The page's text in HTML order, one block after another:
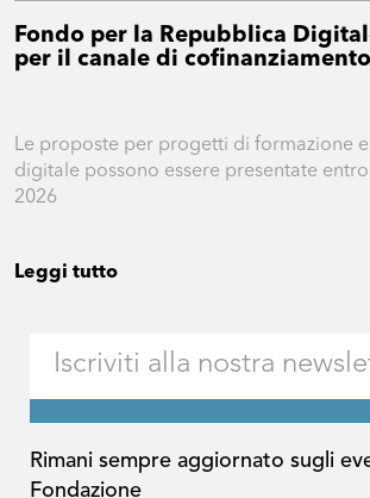
Fondo per la Repubblica
per il canale di cofinanziamento
Le proposte per progetti di formazione
digitale possono essere presentate
2026
Leggi tutto
Rimani sempre aggiornato sugli
Fondazione